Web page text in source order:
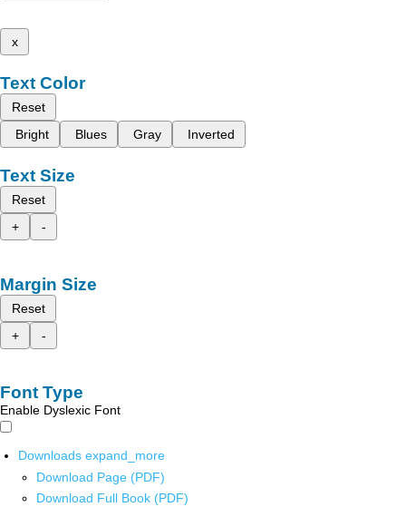
x
Text Color
Reset
Bright
Blues Gray Inverted
Text Size
Reset
+
-
Margin Size
Reset
+
-
Font Type
Enable Dyslexic Font
Downloads expand_more
Download Page (PDF)
Download Full Book (PDF)